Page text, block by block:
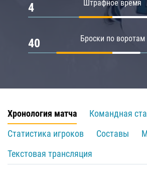
Штрафное время
4
Броски по воротам
40
Хронология матча
Командная
Статистика игроков
Составы
Текстовая трансляция